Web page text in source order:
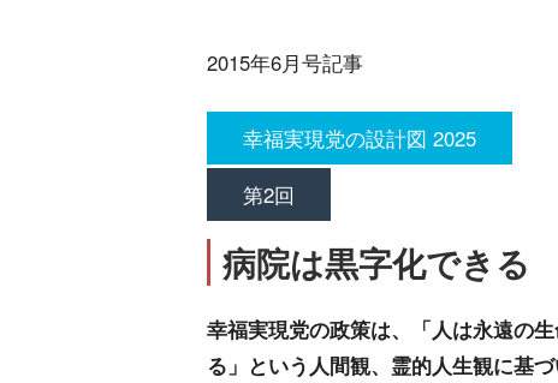
2015年6月号記事
幸福実現党の設計図 2025
第2回
病院は黒字化できる
幸福実現党の政策は、「人は永遠の
る」という人間観、霊的人生観に基づ